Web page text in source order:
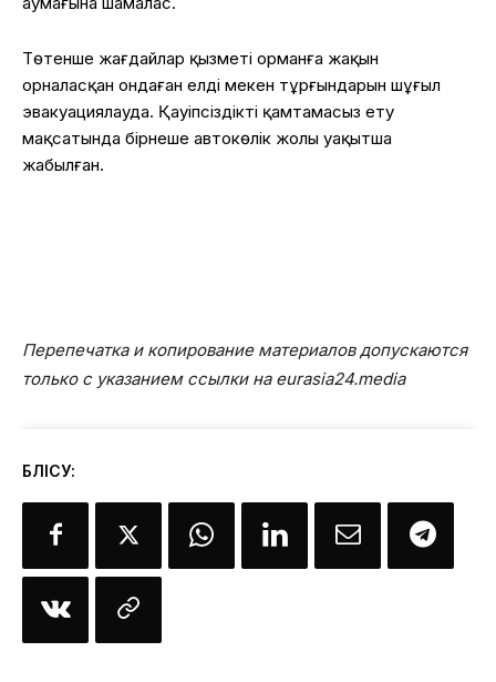
Төтенше жағдайлар қызметі орманға жақын
орналасқан ондаған елді мекен тұрғындарын шұғыл
эвакуациялауда. Қауіпсіздікті қамтамасыз ету
мақсатында бірнеше автокөлік жолы уақытша
жабылған.
Перепечатка и копирование материалов допускаются
только с указанием ссылки на eurasia24.media
БӨЛІСУ: